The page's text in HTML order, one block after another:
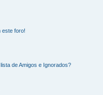
este foro!
de Amigos e Ignorados?